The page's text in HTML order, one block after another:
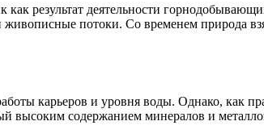
результат деятельности
потоки. Со временем природа
карьеров и уровня воды. Однако, как
высоким содержанием минералов и